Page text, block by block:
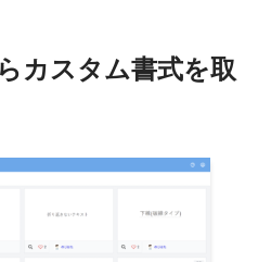
カスタム書式を取